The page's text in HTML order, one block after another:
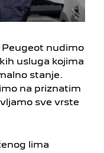
nudimo
usluga kojima
stanje.
na priznatim
sve vrste
lima